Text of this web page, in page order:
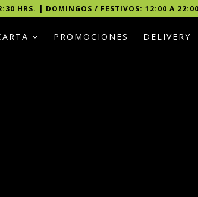
HRS. | DOMINGOS / FESTIVOS: 12:00 A 22:00
PROMOCIONES DELIVERY